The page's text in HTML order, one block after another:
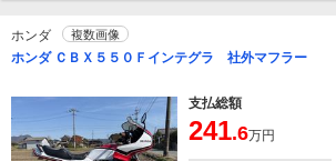
ホンダ 複数画像
ホンダ ＣＢＸ５５０Ｆインテグラ 社外マフラー
支払総額
241.6万円